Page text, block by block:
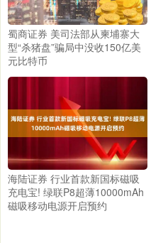
蜀商证券 美司法部从柬埔寨大
型“杀猪盘”骗局中没收150亿美
元比特币
海陆证券 行业首款新国标磁吸
充电宝! 绿联P8超薄10000mAh
磁吸移动电源开启预约